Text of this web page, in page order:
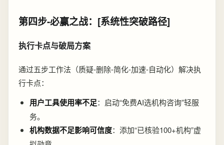
第四步-必赢之战：[系统性突破路径]
执行卡点与破局方案
通过五步工作法（质疑-删除-简化-加速-自动化）解决执
行卡点：
用户工具使用率不足：启动“免费AI选机构咨询”轻服
务。
机构数据不足影响可信度：添加“已核验100+机构”虚